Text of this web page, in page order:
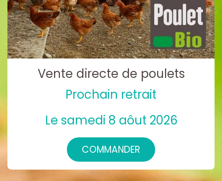
Vente directe de poulets
Prochain retrait
Le samedi 8 aôut 2026
COMMANDER